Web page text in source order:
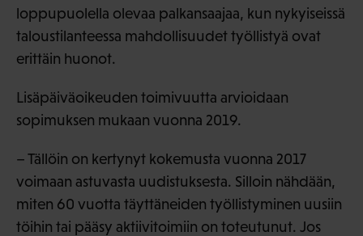
loppupuolella olevaa palkansaajaa, kun nykyiseissä
taloustilanteessa mahdollisuudet työllistyä ovat
erittäin huonot.
Lisäpäiväoikeuden toimivuutta arvioidaan
sopimuksen mukaan vuonna 2019.
– Tällöin on kertynyt kokemusta vuonna 2017
voimaan astuvasta uudistuksesta. Silloin nähdään,
miten 60 vuotta täyttäneiden työllistyminen uusiin
töihin tai pääsy aktiivitoimiin on toteutunut. Jos